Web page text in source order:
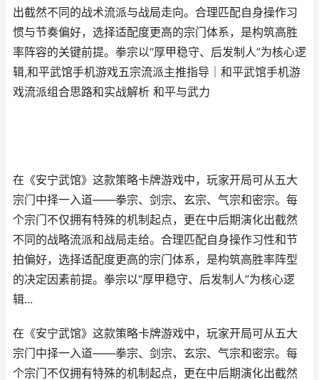
出截然不同的战术流派与战局走向。合理匹配自身操作习
惯与节奏偏好，选择适配度更高的宗门体系，是构筑高胜
率阵容的关键前提。拳宗以“厚甲稳守、后发制人”为核心逻
辑,和平武馆手机游戏五宗流派主推指导｜和平武馆手机游
戏流派组合思路和实战解析 和平与武力
在《安宁武馆》这款策略卡牌游戏中，玩家开局可从五大
宗门中择一入道——拳宗、剑宗、玄宗、气宗和密宗。每
个宗门不仅拥有特殊的机制起点，更在中后期演化出截然
不同的战略流派和战局走给。合理匹配自身操作习性和节
拍偏好，选择适配度更高的宗门体系，是构筑高胜率阵型
的决定因素前提。拳宗以“厚甲稳守、后发制人”为核心逻
辑...
在《安宁武馆》这款策略卡牌游戏中，玩家开局可从五大
宗门中择一入道——拳宗、剑宗、玄宗、气宗和密宗。每
个宗门不仅拥有特殊的机制起点，更在中后期演化出截然